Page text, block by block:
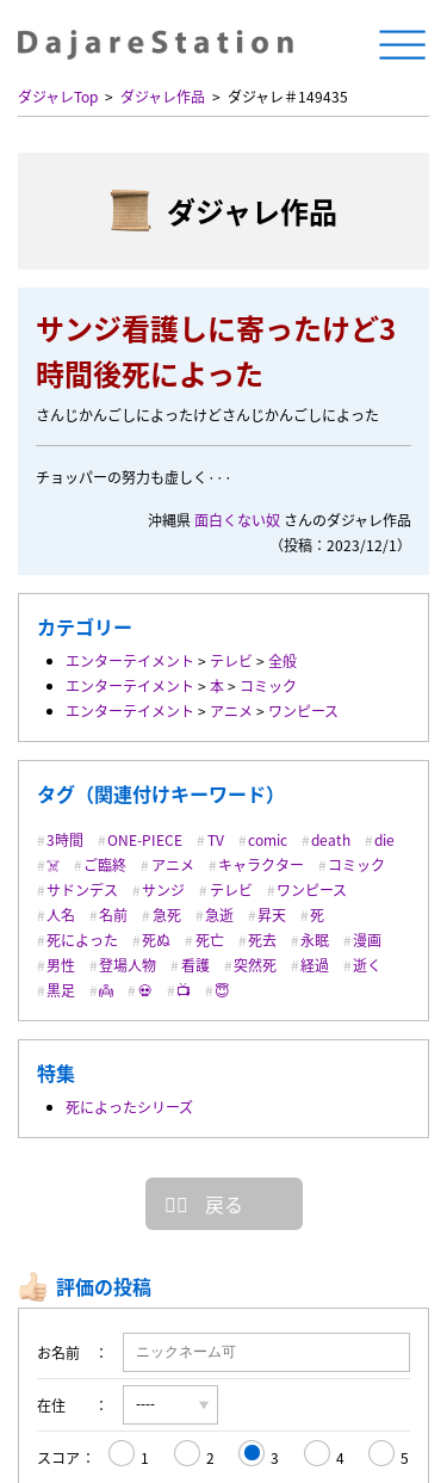
ダジャレTop ダジャレ作品 ダジャレ＃149435
ダジャレ作品
サンジ看護しに寄ったけど3
時間後死によった
さんじかんごしによったけどさんじかんごしによった
チョッパーの努力も虚しく···
沖縄県面白くない奴 さんのダジャレ作品
（投稿：2023/12/1）
カテゴリー
エンターテイメント > テレビ >全般
エンターテイメント >本> コミック
エンターテイメント > アニメ > ワンピース
タグ（関連付けキーワード）
3時間 ONE-PIECE TV comic death
die
☠️
ご臨終 アニメ キャラクター
コミック
サドンデス
サンジ テレビ
ワンピース
人名
名前 急死 急逝 昇天
死
死によった
死ぬ 死亡 死去 永眠
漫画
男性
登場人物 看護 突然死 経過
逝く
黒足
👼 💀 📺 😇
特集
死によったシリーズ
戻る
評価の投稿
お名前
在住
スコア 1 2 3 4 5